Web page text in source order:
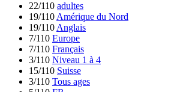
22/110 adultes
19/110 Amérique du Nord
19/110 Anglais
7/110 Europe
7/110 Français
3/110 Niveau 1 à 4
15/110 Suisse
3/110 Tous ages